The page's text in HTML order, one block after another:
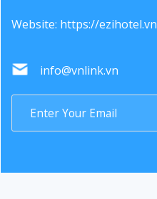
Website: https://ezihotel.vn
info@vnlink.vn